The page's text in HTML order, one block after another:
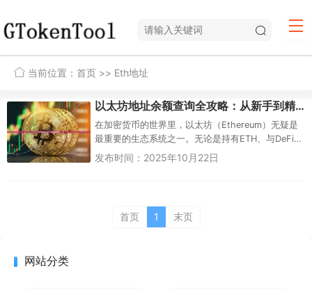
当前位置： 首页 >> Eth地址
以太坊地址余额查询全攻略：从新手到精通的终极指南
在加密货币的世界里，以太坊（Ethereum）无疑是
最重要的生态系统之一。无论是持有ETH、与DeFi
应用交互，还是交易NFT，了解如何查询以太坊地...
发布时间：2025年10月22日
首页 1 末页
网站分类